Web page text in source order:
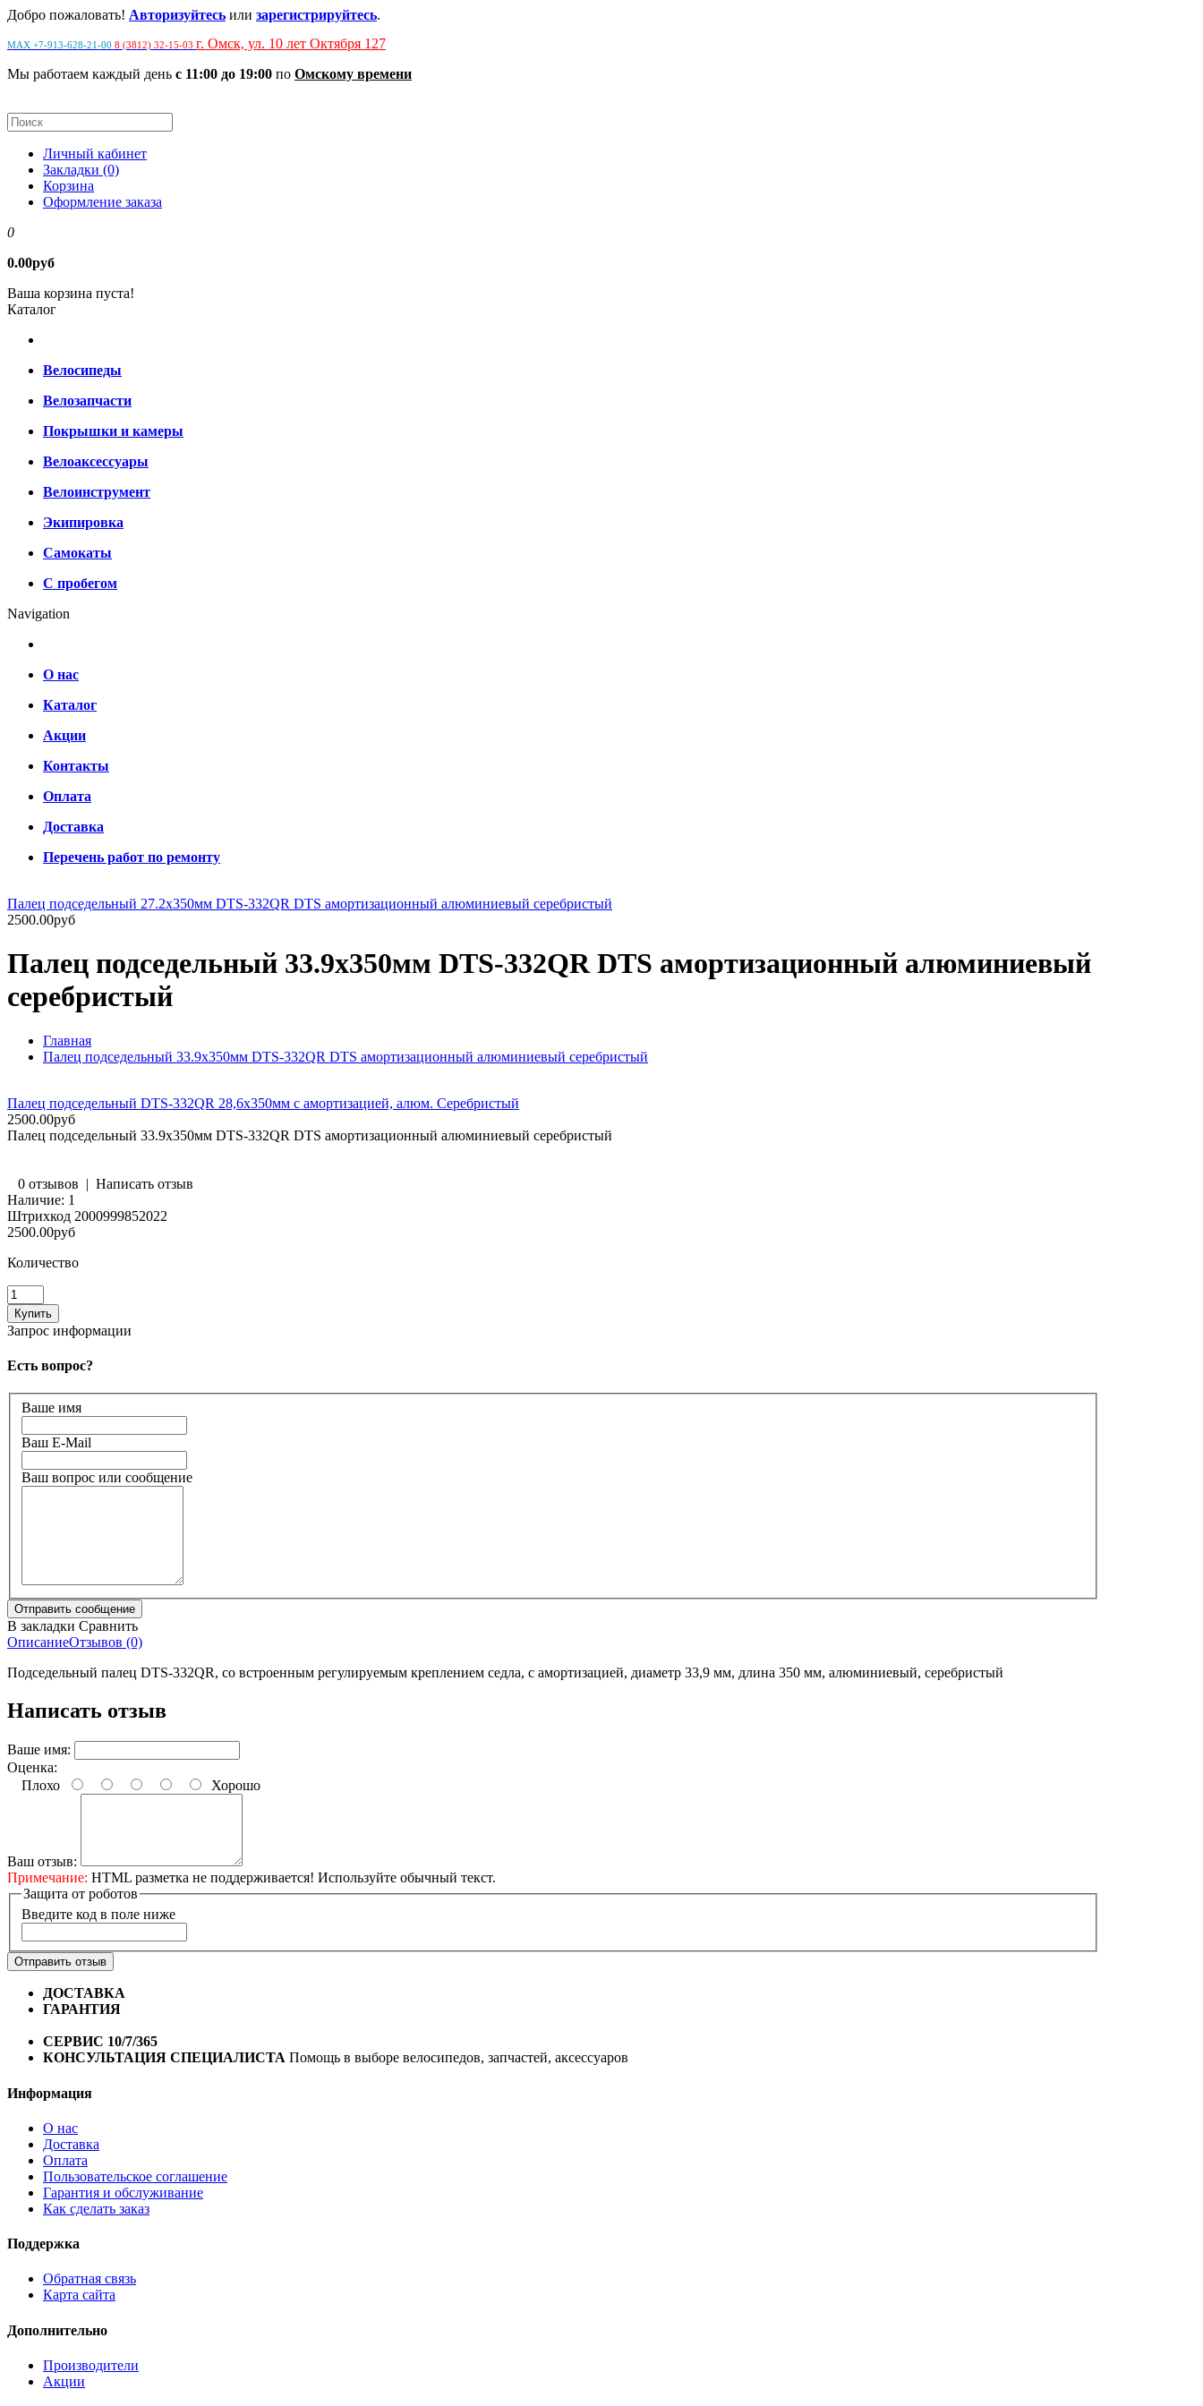
Добро пожаловать! Авторизуйтесь или зарегистрируйтесь.
MAX +7-913-628-21-00 8 (3812) 32-15-03 г. Омск, ул. 10 лет Октября 127
Мы работаем каждый день с 11:00 до 19:00 по Омскому времени
Личный кабинет
Закладки (0)
Корзина
Оформление заказа
0
0.00руб
Ваша корзина пуста!
Каталог
Велосипеды
Велозапчасти
Покрышки и камеры
Велоаксессуары
Велоинструмент
Экипировка
Самокаты
С пробегом
Navigation
О нас
Каталог
Акции
Контакты
Оплата
Доставка
Перечень работ по ремонту
Палец подседельный 27.2х350мм DTS-332QR DTS амортизационный алюминиевый cеребристый
2500.00руб
Палец подседельный 33.9х350мм DTS-332QR DTS амортизационный алюминиевый
cеребристый
Главная
Палец подседельный 33.9х350мм DTS-332QR DTS амортизационный алюминиевый cеребристый
Палец подседельный DTS-332QR 28,6х350мм с амортизацией, алюм. Cеребристый
2500.00руб
Палец подседельный 33.9х350мм DTS-332QR DTS амортизационный алюминиевый cеребристый
0 отзывов | Написать отзыв
Наличие: 1
Штрихкод 2000999852022
2500.00руб
Количество
Запрос информации
Есть вопрос?
Ваше имя
Ваш E-Mail
Ваш вопрос или сообщение
В закладки Сравнить
ОписаниеОтзывов (0)
Подседельный палец DTS-332QR, со встроенным регулируемым креплением седла, с амортизацией, диаметр 33,9 мм, длина 350 мм, алюминиевый, серебристый
Написать отзыв
Ваше имя:
Оценка:
Плохо
Хорошо
Ваш отзыв:
Примечание: HTML разметка не поддерживается! Используйте обычный текст.
Защита от роботов
Введите код в поле ниже
Отправить отзыв
ДОСТАВКА
ГАРАНТИЯ
СЕРВИС 10/7/365
КОНСУЛЬТАЦИЯ СПЕЦИАЛИСТА Помощь в выборе велосипедов, запчастей, аксессуаров
Информация
О нас
Доставка
Оплата
Пользовательское соглашение
Гарантия и обслуживание
Как сделать заказ
Поддержка
Обратная связь
Карта сайта
Дополнительно
Производители
Акции